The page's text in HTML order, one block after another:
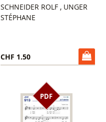
SCHNEIDER ROLF , UNGER
STÉPHANE
CHF 1.50
PDF